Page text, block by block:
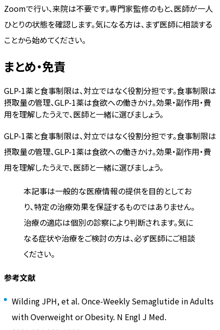
Zoomで行い、来院は不要です。専門家監修のもと、医師が一人
ひとりの状態を確認します。気になる方は、まず医師に相談する
ことから始めてください。
まとめ・免責
GLP-1薬と食事制限は、対立ではなく役割分担です。食事制限は
摂取量の管理、GLP-1薬は食欲への働きかけ。効果・副作用・費
用を理解したうえで、医師と一緒に選びましょう。
GLP-1薬と食事制限は、対立ではなく役割分担です。食事制限は
摂取量の管理、GLP-1薬は食欲への働きかけ。効果・副作用・費
用を理解したうえで、医師と一緒に選びましょう。
本記事は一般的な医療情報の提供を目的としてお
り、特定の治療効果を保証するものではありません。
治療の適応は個別の診察により判断されます。気に
なる症状や治療をご検討の方は、必ず医師にご相談
ください。
参考文献
Wilding JPH, et al. Once-Weekly Semaglutide in Adults
with Overweight or Obesity. N Engl J Med.